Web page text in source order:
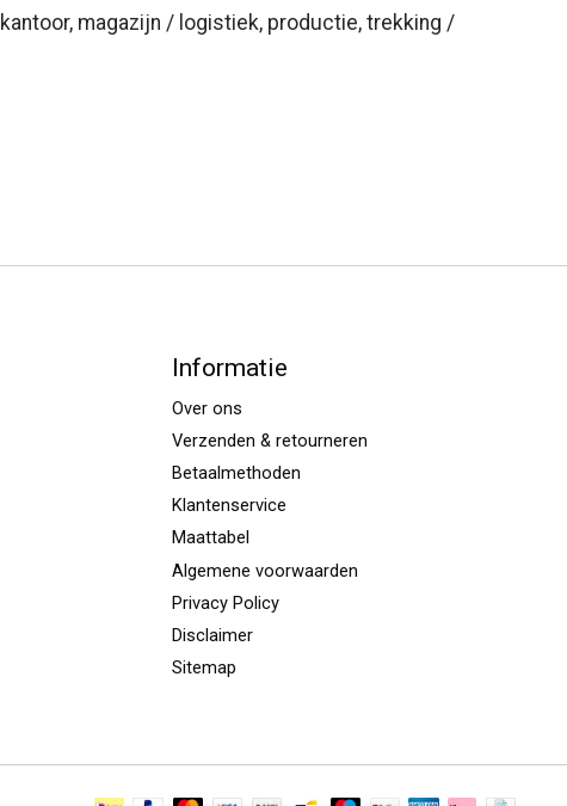
magazijn / logistiek, productie, trekking /
Informatie
Over ons
Verzenden & retourneren
Betaalmethoden
Klantenservice
Maattabel
Algemene voorwaarden
Privacy Policy
Disclaimer
Sitemap